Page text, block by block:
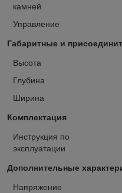
камней
Управление
Габаритные и
Высота
Глубина
Ширина
Комплектация
Инструкция по
эксплуатации
Дополнительные
Напряжение